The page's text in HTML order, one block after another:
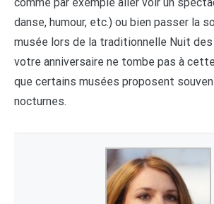
danse, humour, etc.) ou bien passer la
musée lors de la traditionnelle Nuit
votre anniversaire ne tombe pas à
que certains musées proposent
nocturnes.